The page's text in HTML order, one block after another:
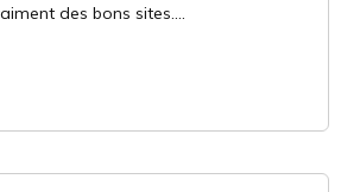
des bons sites....